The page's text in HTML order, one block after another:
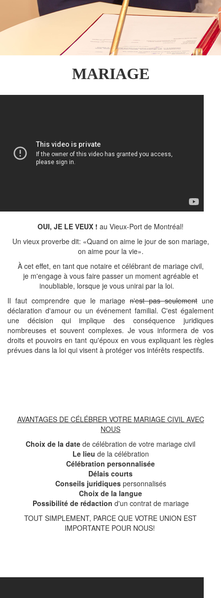
MARIAGE
OUI, JE LE VEUX ! au Vieux-Port de Montréal!
Un vieux proverbe dit: «Quand on aime le jour de son mariage,
on aime pour la vie».
À cet effet, en tant que notaire et célébrant de mariage civil,
je m'engage à vous faire passer un moment agréable et
inoubliable, lorsque je vous unirai par la loi.
Il faut comprendre que le mariagen'est pas seulementune
déclaration d'amour ou un événement familial. C'est également
une décision qui implique des conséquence juridiques
nombreuses et souvent complexes. Je vous informera de vos
droits et pouvoirs en tant qu'époux en vous expliquant les règles
prévues dans la loi qui visent à protéger vos intérêts respectifs.
AVANTAGES DE CÉLÉBRER VOTRE MARIAGE CIVIL AVEC
NOUS
Choix de la date de célébration de votre mariage civil
Le lieu de la célébration
Célébration personnalisée
Délais courts
Conseils juridiquespersonnalisés
Choix de la langue
Possibilité de rédaction d'un contrat de mariage
TOUT SIMPLEMENT, PARCE QUE VOTRE UNION EST
IMPORTANTE POUR NOUS!